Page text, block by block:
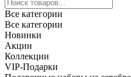
Все категории
Все категории
Новинки
Акции
Коллекции
VIP-Подарки